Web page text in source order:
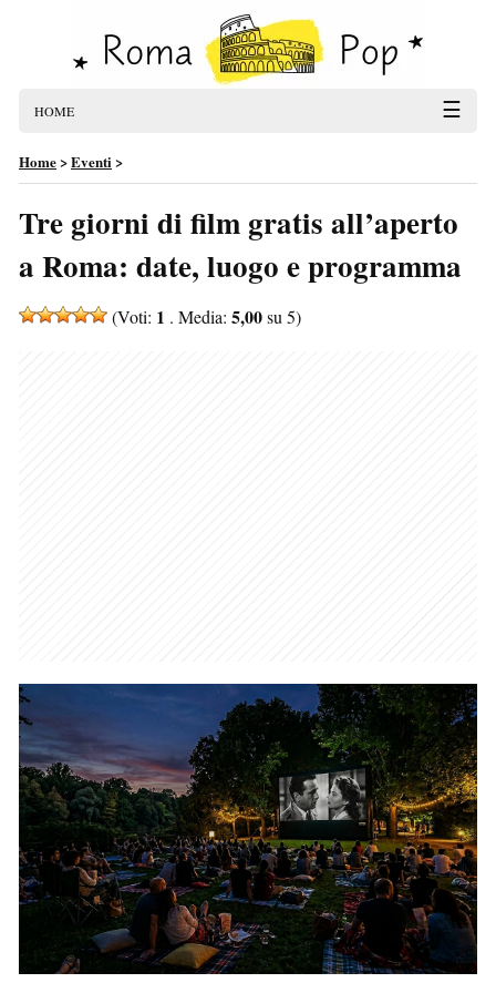
HOME ☰
Home>Eventi>
Tre giorni di film gratis all’aperto
a Roma: date, luogo e programma
(Voti: 1 . Media: 5,00su 5)